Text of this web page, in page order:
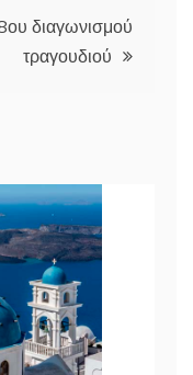
διαγωνισμού
τραγουδιού